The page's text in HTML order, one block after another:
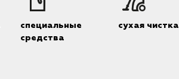
специальные
средства
сухая чистка